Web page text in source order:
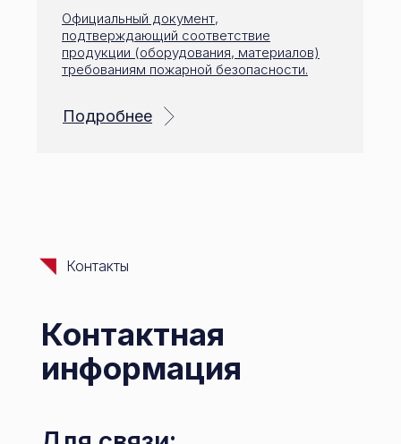
Подробнее
Официальный документ,
подтверждающий соответствие
продукции (оборудования, материалов)
требованиям пожарной безопасности.
Контактная
информация
Контакты